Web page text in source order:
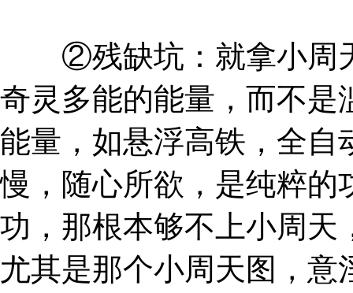
②残缺坑：就拿小周天
奇灵多能的能量，而不是
能量，如悬浮高铁，全自
慢，随心所欲，是纯粹的
功，那根本够不上小周天
尤其是那个小周天图，